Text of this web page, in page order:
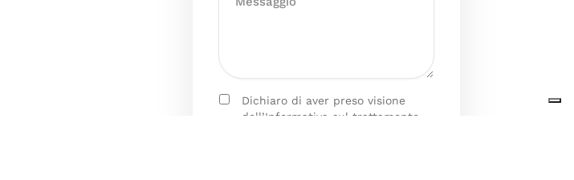
Dichiaro di aver preso visione
dell’Informativa sul trattamento